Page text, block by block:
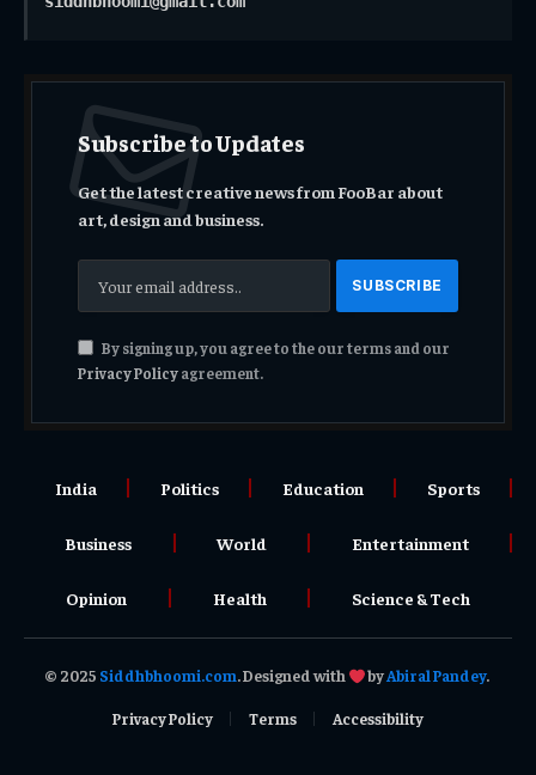
Subscribe to Updates
Get the latest creative news from FooBar about
art, design and business.
By signing up, you agree to the our terms and our
Privacy Policyagreement.
India Politics Education Sports
Business World Entertainment
Opinion Health Science & Tech
© 2025 Siddhbhoomi.com. Designed with byAbiral Pandey.
Privacy Policy Terms Accessibility